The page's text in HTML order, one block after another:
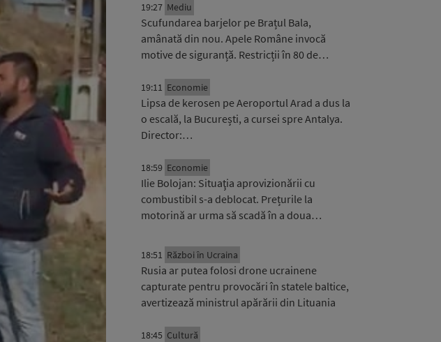
19:27 Mediu
Scufundarea barjelor pe Brațul Bala,
amânată din nou. Apele Române invocă
motive de siguranță. Restricții în 80 de…
19:11 Economie
Lipsa de kerosen pe Aeroportul Arad a dus la
o escală, la București, a cursei spre Antalya.
Director:…
18:59 Economie
Ilie Bolojan: Situaţia aprovizionării cu
combustibil s-a deblocat. Prețurile la
motorină ar urma să scadă în a doua…
18:51 Război în Ucraina
Rusia ar putea folosi drone ucrainene
capturate pentru provocări în statele baltice,
avertizează ministrul apărării din Lituania
18:45 Cultură